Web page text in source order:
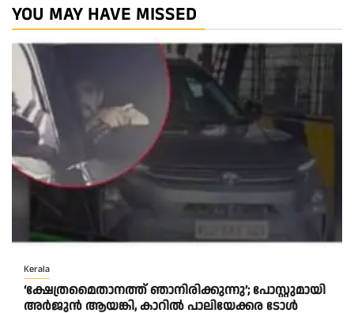
YOU MAY HAVE MISSED
Kerala
‘ക്ഷേത്രമൈതാനത്ത് ഞാനിരിക്കുന്നു’; പോസ്റ്റുമായി
അർജുൻ ആയങ്കി, കാറിൽ പാലിയേക്കര ടോൾ